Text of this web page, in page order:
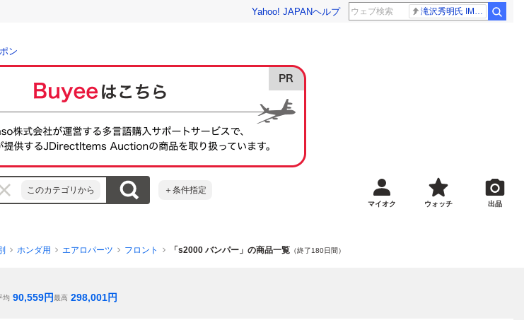
Yahoo! JAPANヘルプ 滝沢秀明氏 IMPACT26
ン
このカテゴリから ＋条件指定
マイオク ウォッチ 出品
ホンダ用 エアロパーツ フロント 「s2000 バンパー」の商品一覧 （終了180日間）
均 90,559円最高 298,001円